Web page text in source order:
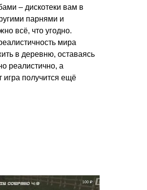
– дискотеки вам в
парнями и
всё, что угодно.
мира
в деревню, оставаясь
реалистично, а
получится ещё